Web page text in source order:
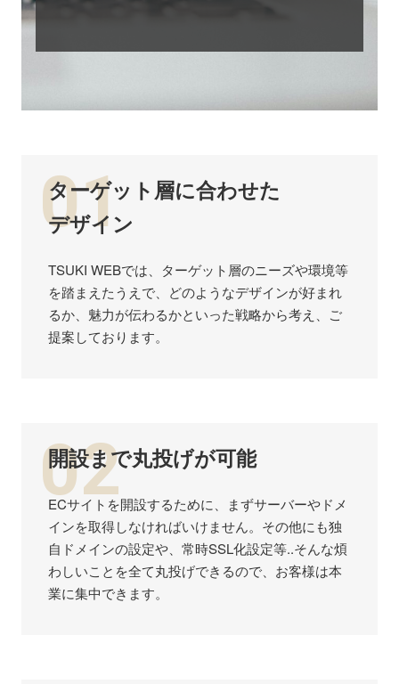
01
ターゲット層に合わせた
デザイン
TSUKI WEBでは、ターゲット層のニーズや環境等
を踏まえたうえで、どのようなデザインが好まれ
るか、魅力が伝わるかといった戦略から考え、ご
提案しております。
02
開設まで丸投げが可能
ECサイトを開設するために、まずサーバーやドメ
インを取得しなければいけません。その他にも独
自ドメインの設定や、常時SSL化設定等..そんな煩
わしいことを全て丸投げできるので、お客様は本
業に集中できます。